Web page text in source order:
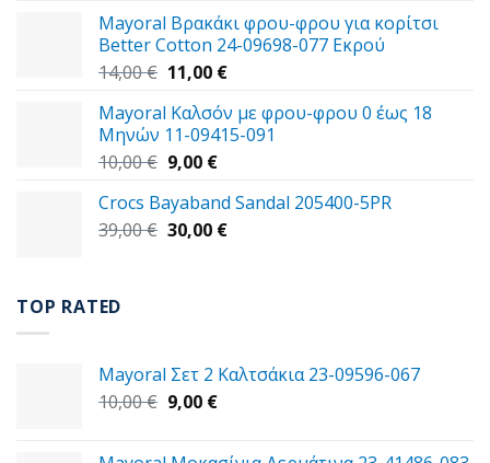
59,00 €.είναι:
49,00 €.
Mayoral Βρακάκι φρου-φρου για κορίτσι
Better Cotton 24-09698-077 Εκρού
14,00€ Original
was:
14,00 €.
11,00 €Η
τιμή
είναι:
Mayoral Καλσόν με φρου-φρου 0 έως 18
Μηνών 11-09415-091
10,00€ Original
was:
10,00 €.
9,00 €Η
τιμή
είναι:
Crocs Bayaband Sandal 205400-5PR
39,00€ Original
30,00 €Η
TOP RATED
Mayoral Σετ 2 Καλτσάκια 23-09596-067
10,00€ Original
9,00 €Η